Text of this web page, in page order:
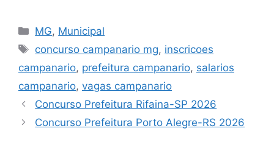
Categorias
MG, Municipal
Tags
concurso campanario mg, inscricoes
campanario, prefeitura campanario, salarios
campanario, vagas campanario
Concurso Prefeitura Rifaina-SP 2026
Concurso Prefeitura Porto Alegre-RS 2026